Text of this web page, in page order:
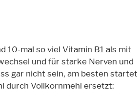
mal so viel Vitamin B1 als mit
und für starke Nerven und
gar nicht sein, am besten startet
durch Vollkornmehl ersetzt: